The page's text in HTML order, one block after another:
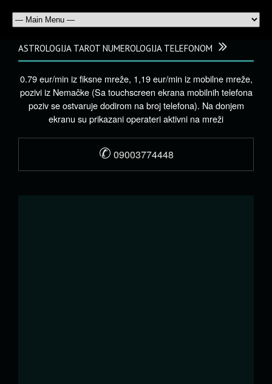
ASTROLOGIJA TAROT NUMEROLOGIJA TELEFONOM
0.79 eur/min iz fiksne mreže, 1,19 eur/min iz mobilne mreže,
pozivi iz Nemačke (Sa touchscreen ekrana mobilnih telefona
poziv se ostvaruje dodirom na broj telefona). Na donjem
ekranu su prikazani operateri aktivni na mreži
✆ 09003774448